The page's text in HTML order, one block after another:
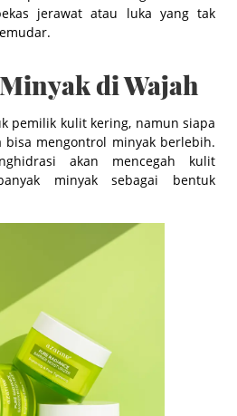
jerawat atau luka yang tak
di Wajah
pemilik kulit kering, namun siapa
bisa mengontrol minyak berlebih.
akan mencegah kulit
minyak sebagai bentuk